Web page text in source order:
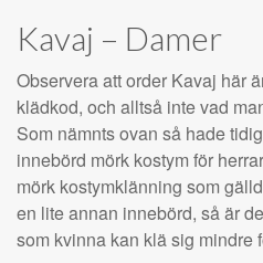
Kavaj – Damer
Observera att order Kavaj här
klädkod, och alltså inte vad
Som nämnts ovan så hade
innebörd mörk kostym för
mörk kostymklänning som
en lite annan innebörd, så är
som kvinna kan klä sig mindre